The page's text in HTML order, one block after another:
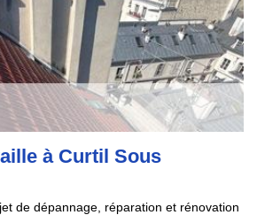
à Curtil Sous
de dépannage, réparation et rénovation